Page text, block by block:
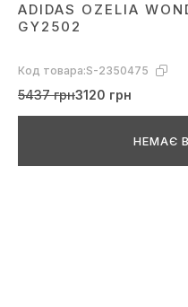
ADIDAS OZELIA
GY2502
Код товара:S-2350475
5437 грн3120 грн
НЕМАЄ